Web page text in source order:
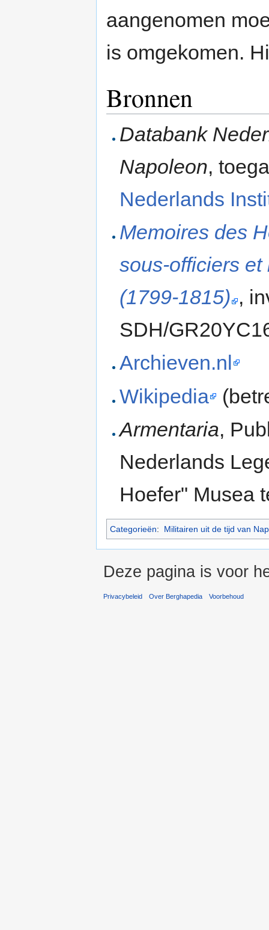
aangenomen
is omgekomen.
Bronnen
Databank
Napoleon,
Nederlands
Memoires des
sous-officiers
(1799-1815) ,
SDH/
Archieven.nl
Wikipedia
Armentaria,
Nederlands
Hoefer" Musea
Categorieën: Militairen uit de tijd van
Deze pagina is voor
Privacybeleid Over Berghapedia Voorbehoud